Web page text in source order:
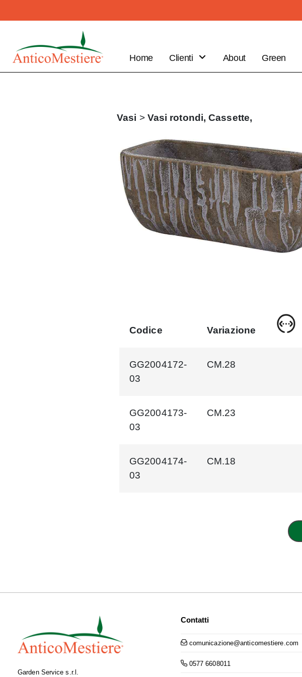
Home
Clienti
ordine
About Green
Vasi > Vasi rotondi,Cassette,
Codice Variazione
GG2004172-
03
CM.28
GG2004173-
03
CM.23
GG2004174-
03
CM.18
Garden Service s.r.l.
Contatti
comunicazione@anticomestiere.com
0577 6608011